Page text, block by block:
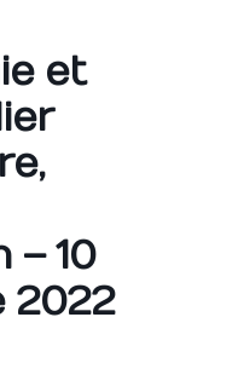
et
– 10
2022